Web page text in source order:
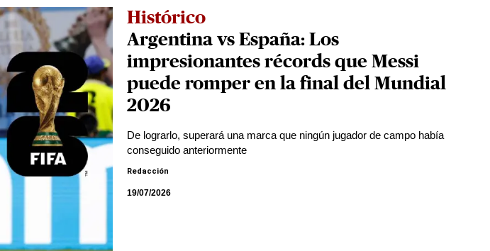
Histórico
Argentina vs España: Los
impresionantes récords que Messi
puede romper en la final del Mundial
2026
De lograrlo, superará una marca que ningún jugador de campo había
conseguido anteriormente
Redacción
19/07/2026